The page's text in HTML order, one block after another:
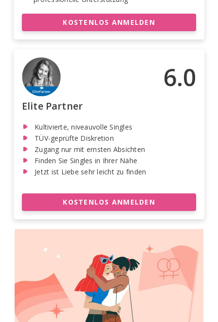
KOSTENLOS ANMELDEN
6.0
Elite Partner
Kultivierte, niveauvolle Singles
TÜV-geprüfte Diskretion
Zugang nur mit ernsten Absichten
Finden Sie Singles in Ihrer Nähe
Jetzt ist Liebe sehr leicht zu finden
KOSTENLOS ANMELDEN